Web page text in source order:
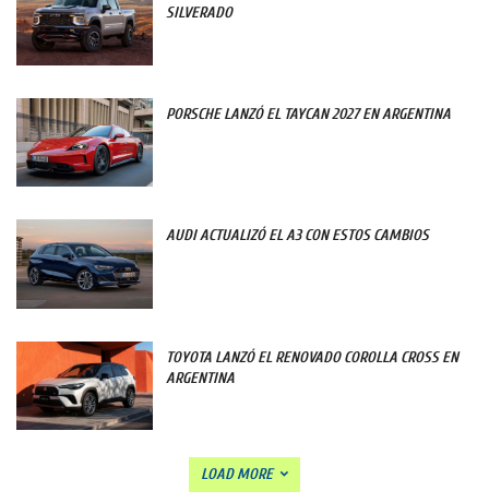
SILVERADO
PORSCHE LANZÓ EL TAYCAN 2027 EN ARGENTINA
AUDI ACTUALIZÓ EL A3 CON ESTOS CAMBIOS
TOYOTA LANZÓ EL RENOVADO COROLLA CROSS EN
ARGENTINA
LOAD MORE